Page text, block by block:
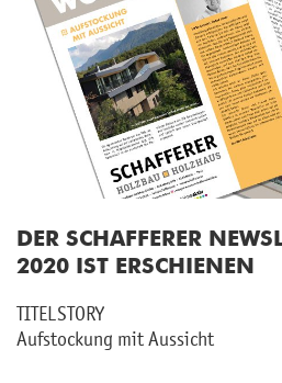
DER SCHAF­FE­RER
2020 IST ER­SCHIE­NEN
TI­TEL­STO­RY
Auf­sto­ckung mit Aus­sicht